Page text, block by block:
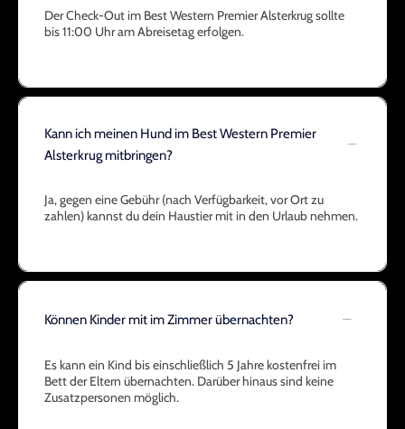
Der Check-Out im Best Western Premier Alsterkrug sollte
bis 11:00 Uhr am Abreisetag erfolgen.
Kann ich meinen Hund im Best Western Premier
Alsterkrug mitbringen?
Ja, gegen eine Gebühr (nach Verfügbarkeit, vor Ort zu
zahlen) kannst du dein Haustier mit in den Urlaub nehmen.
Können Kinder mit im Zimmer übernachten?
Es kann ein Kind bis einschließlich 5 Jahre kostenfrei im
Bett der Eltern übernachten. Darüber hinaus sind keine
Zusatzpersonen möglich.